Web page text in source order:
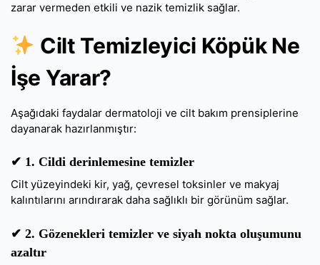
zarar vermeden etkili ve nazik temizlik sağlar.
Cilt Temizleyici Köpük Ne
İşe Yarar?
Aşağıdaki faydalar dermatoloji ve cilt bakım prensiplerine
dayanarak hazırlanmıştır:
✔ 1. Cildi derinlemesine temizler
Cilt yüzeyindeki kir, yağ, çevresel toksinler ve makyaj
kalıntılarını arındırarak daha sağlıklı bir görünüm sağlar.
✔ 2. Gözenekleri temizler ve siyah nokta oluşumunu
azaltır